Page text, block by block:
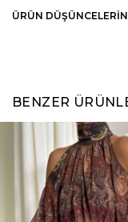
ÜRÜN
BENZER